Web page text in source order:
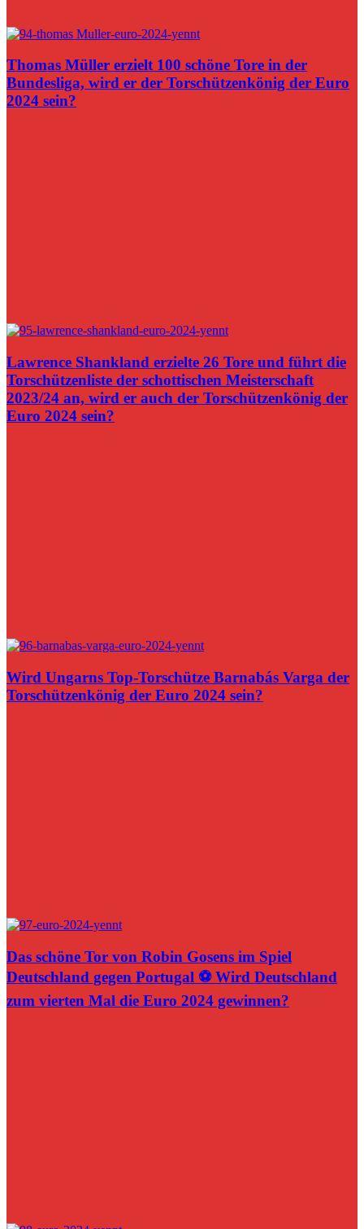
Thomas Müller erzielt 100 schöne Tore in der
Bundesliga, wird er der Torschützenkönig der Euro
2024 sein?
Lawrence Shankland erzielte 26 Tore und führt die
Torschützenliste der schottischen Meisterschaft
2023/24 an, wird er auch der Torschützenkönig der
Euro 2024 sein?
Wird Ungarns Top-Torschütze Barnabás Varga der
Torschützenkönig der Euro 2024 sein?
Das schöne Tor von Robin Gosens im Spiel
Deutschland gegen Portugal ⚽️ Wird Deutschland
zum vierten Mal die Euro 2024 gewinnen?